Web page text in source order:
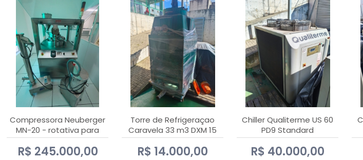
Compressora Neuberger
MN-20 - rotativa para
produção de
comprimidos
R$ 245.000,00
Torre de Refrigeraçao
Caravela 33 m3 DXM 15
R$ 14.000,00
Chiller Qualiterme US 60
PD9 Standard
R$ 40.000,00